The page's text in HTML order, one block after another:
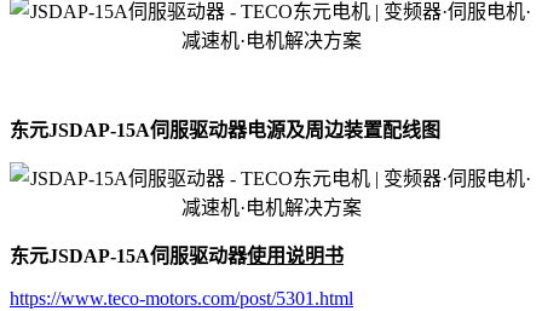
东元JSDAP-15A伺服驱动器电源及周边装置配线图
东元JSDAP-15A伺服驱动器使用说明书
https://www.teco-motors.com/post/5301.html